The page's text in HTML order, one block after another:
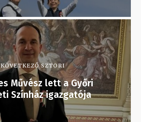
KÖVETKEZŐ SZTORI
Művész lett a Győri
Színház igazgatója